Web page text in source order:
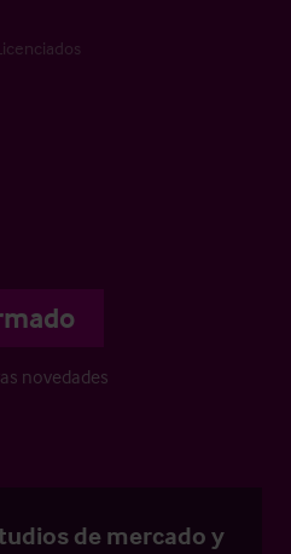
novedades
de mercado y